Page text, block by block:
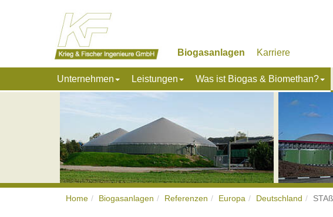
Biogasanlagen Karriere
Unternehmen Leistungen Was ist Biogas & Biomethan?
Home Biogasanlagen Referenzen Europa Deutschland